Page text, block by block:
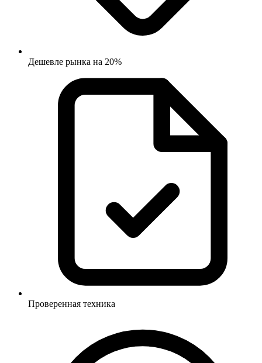
Дешевле рынка на 20%
Проверенная техника